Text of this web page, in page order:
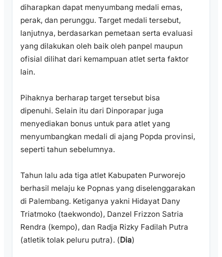
diharapkan dapat menyumbang medali emas,
perak, dan perunggu. Target medali tersebut,
lanjutnya, berdasarkan pemetaan serta evaluasi
yang dilakukan oleh baik oleh panpel maupun
ofisial dilihat dari kemampuan atlet serta faktor
lain.
Pihaknya berharap target tersebut bisa
dipenuhi. Selain itu dari Dinporapar juga
menyediakan bonus untuk para atlet yang
menyumbangkan medali di ajang Popda provinsi,
seperti tahun sebelumnya.
Tahun lalu ada tiga atlet Kabupaten Purworejo
berhasil melaju ke Popnas yang diselenggarakan
di Palembang. Ketiganya yakni Hidayat Dany
Triatmoko (taekwondo), Danzel Frizzon Satria
Rendra (kempo), dan Radja Rizky Fadilah Putra
(atletik tolak peluru putra). (Dia)